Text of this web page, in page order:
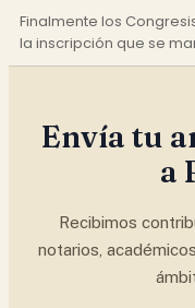
Finalmente los
la inscripción que se
Envía tu
a
Recibimos
notarios,